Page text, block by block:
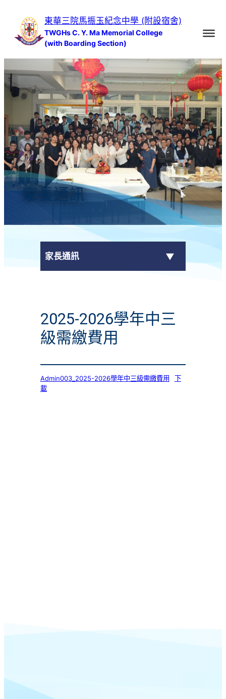
容
東華三院馬振玉紀念中學 (附設宿舍)
TWGHs C. Y. Ma Memorial College
(with Boarding Section)
家長通訊
家長通訊
學校通告
2025-2026學年中三
級需繳費用
Admin003_2025-2026學年中三級需繳費用
下
載